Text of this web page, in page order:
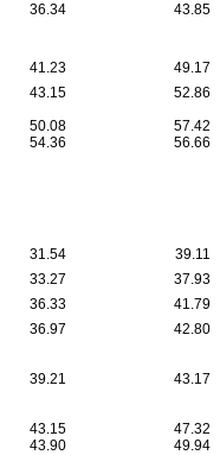
36.34
43.85
41.23
49.17
43.15
52.86
50.08
57.42
54.36
56.66
31.54
39.11
33.27
37.93
36.33
41.79
36.97
42.80
39.21
43.17
43.15
47.32
43.90 49.94